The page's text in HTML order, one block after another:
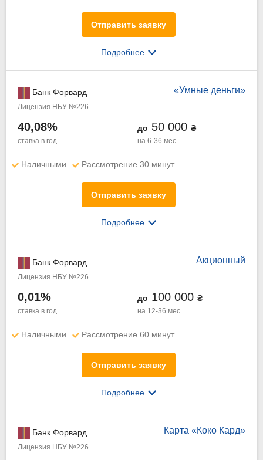
Отправить заявку
Подробнее
«Умные деньги»
Банк Форвард
Лицензия НБУ №226
40,08%
ставка в год
до 50 000 ₴
на 6-36 мес.
Наличными Рассмотрение 30 минут
Отправить заявку
Подробнее
Акционный
Банк Форвард
Лицензия НБУ №226
0,01%
ставка в год
до 100 000 ₴
на 12-36 мес.
Наличными Рассмотрение 60 минут
Отправить заявку
Подробнее
Карта «Коко Кард»
Банк Форвард
Лицензия НБУ №226